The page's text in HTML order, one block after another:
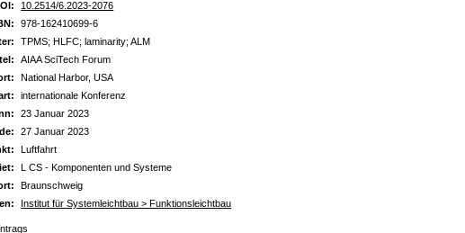
10.2514/6.2023-2076
978-162410699-6
TPMS; HLFC; laminarity; ALM
AIAA SciTech Forum
National Harbor, USA
internationale Konferenz
23 Januar 2023
27 Januar 2023
Luftfahrt
L CS - Komponenten und Systeme
Braunschweig
Institut für Systemleichtbau > Funktionsleichtbau